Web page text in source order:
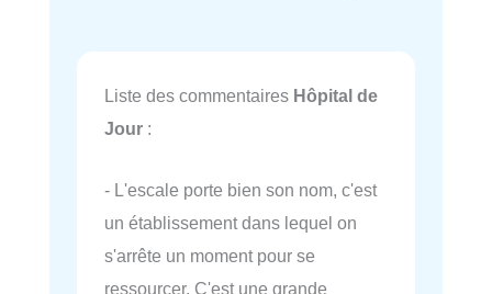
Liste des commentaires Hôpital de
Jour :
- L'escale porte bien son nom, c'est
un établissement dans lequel on
s'arrête un moment pour se
ressourcer. C'est une grande